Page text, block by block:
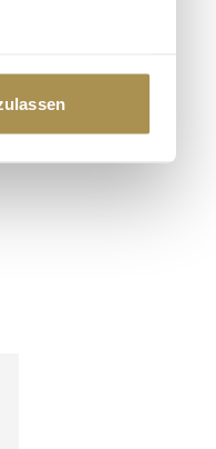
im
zu können
Informationen
Ihrer Nutzung